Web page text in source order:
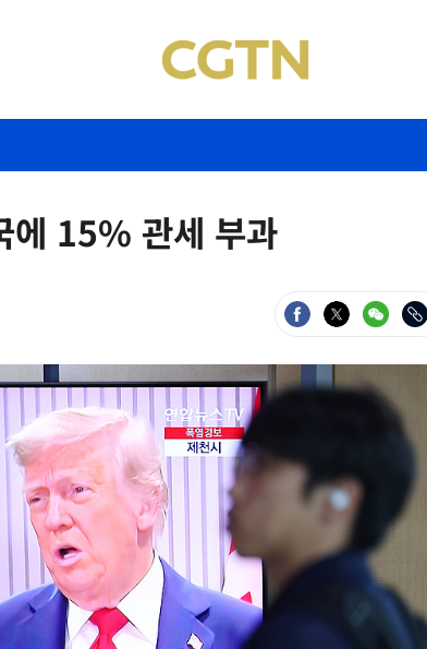
에 15% 관세 부과